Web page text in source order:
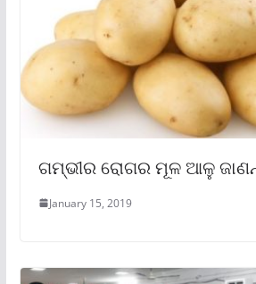
ଗମ୍ଭୀର ରୋଗର ମୂଳ ଆଳୁ
January 15, 2019